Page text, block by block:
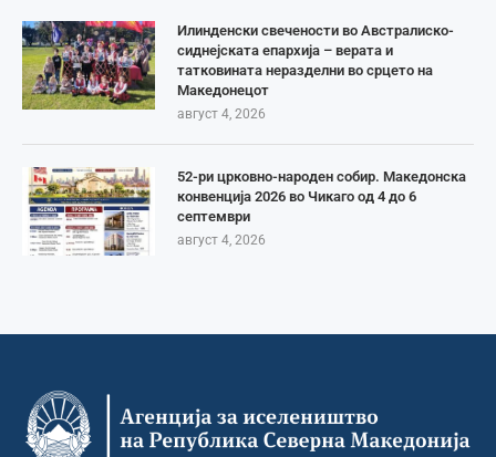
Илинденски свечености во Австралиско-
сиднејската епархија – верата и
татковината неразделни во срцето на
Македонецот
август 4, 2026
52-ри црковно-народен собир. Македонска
конвенција 2026 во Чикаго од 4 до 6
септември
август 4, 2026